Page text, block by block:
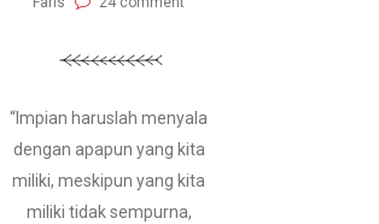
“Impian haruslah menyala
dengan apapun yang kita
miliki, meskipun yang kita
miliki tidak sempurna,